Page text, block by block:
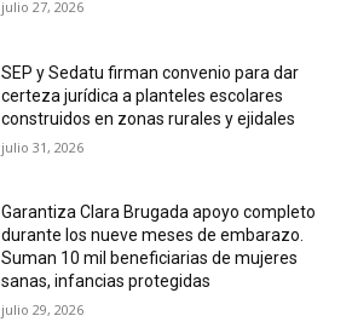
julio 27, 2026
SEP y Sedatu firman convenio para dar
certeza jurídica a planteles escolares
construidos en zonas rurales y ejidales
julio 31, 2026
Garantiza Clara Brugada apoyo completo
durante los nueve meses de embarazo.
Suman 10 mil beneficiarias de mujeres
sanas, infancias protegidas
julio 29, 2026